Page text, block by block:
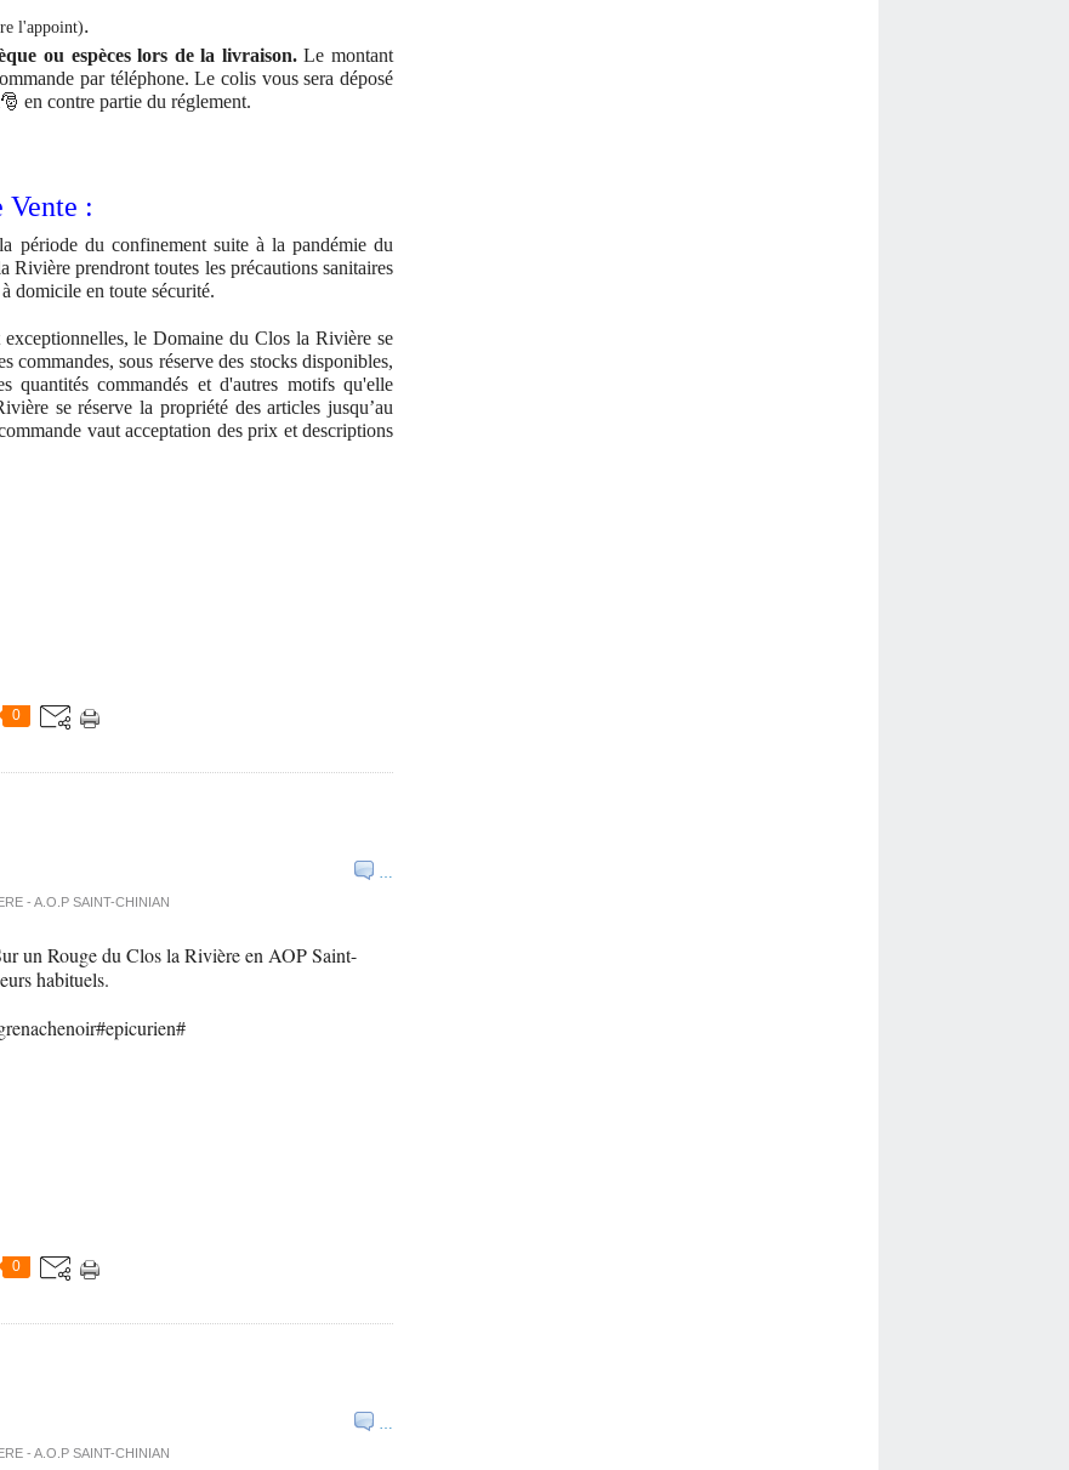
l'appoint).
ou espèces lors de la livraison.Le montant
par téléphone. Le colis vous sera déposé
en contre partie du réglement.
Vente :
période du confinement suite à la pandémie du
prendront toutes les précautions sanitaires
domicile en toute sécurité.
le Domaine du Clos la Rivière se
commandes, sous réserve des stocks disponibles,
quantités commandés et d'autres motifs qu'elle
se réserve la propriété des articles jusqu’au
vaut acceptation des prix et descriptions
0
…
- A.O.P SAINT-CHINIAN
un Rouge du Clos la Rivière en AOP Saint-
habituels.
0
…
- A.O.P SAINT-CHINIAN